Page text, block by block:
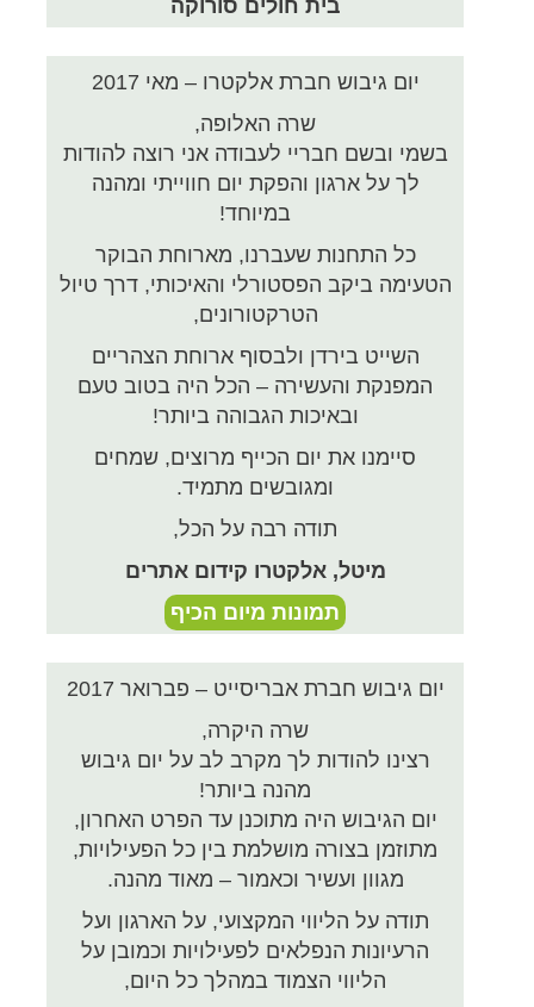
בית חולים סורוקה
יום גיבוש חברת אלקטרו – מאי 2017
שרה האלופה,
בשמי ובשם חבריי לעבודה אני רוצה להודות
לך על ארגון והפקת יום חווייתי ומהנה
במיוחד!
כל התחנות שעברנו, מארוחת הבוקר
הטעימה ביקב הפסטורלי והאיכותי, דרך טיול
הטרקטורונים,
השייט בירדן ולבסוף ארוחת הצהריים
המפנקת והעשירה – הכל היה בטוב טעם
ובאיכות הגבוהה ביותר!
סיימנו את יום הכייף מרוצים, שמחים
ומגובשים מתמיד.
תודה רבה על הכל,
מיטל, אלקטרו קידום אתרים
תמונות מיום הכיף
יום גיבוש חברת אבריסייט – פברואר 2017
שרה היקרה,
רצינו להודות לך מקרב לב על יום גיבוש
מהנה ביותר!
יום הגיבוש היה מתוכנן עד הפרט האחרון,
מתוזמן בצורה מושלמת בין כל הפעילויות,
מגוון ועשיר וכאמור – מאוד מהנה.
תודה על הליווי המקצועי, על הארגון ועל
הרעיונות הנפלאים לפעילויות וכמובן על
הליווי הצמוד במהלך כל היום,